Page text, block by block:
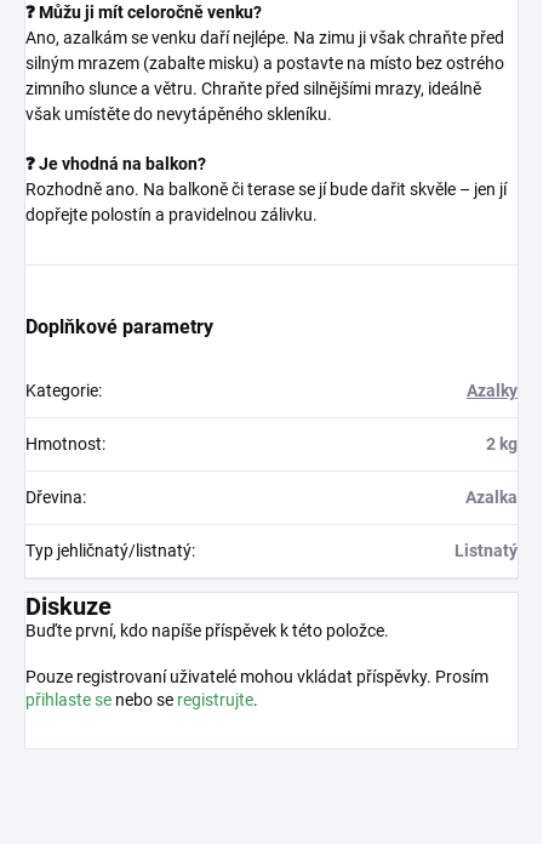
❓ Můžu ji mít celoročně venku?
Ano, azalkám se venku daří nejlépe. Na zimu ji však chraňte před
silným mrazem (zabalte misku) a postavte na místo bez ostrého
zimního slunce a větru. Chraňte před silnějšími mrazy, ideálně
však umístěte do nevytápěného skleníku.
❓ Je vhodná na balkon?
Rozhodně ano. Na balkoně či terase se jí bude dařit skvěle – jen jí
dopřejte polostín a pravidelnou zálivku.
Doplňkové parametry
Kategorie: Azalky
Hmotnost: 2 kg
Dřevina: Azalka
Typ jehličnatý/listnatý: Listnatý
Diskuze
Buďte první, kdo napíše příspěvek k této položce.
Pouze registrovaní uživatelé mohou vkládat příspěvky. Prosím
přihlaste se nebo se registrujte.